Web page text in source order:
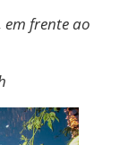
em frente ao